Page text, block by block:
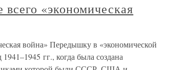
«экономическая
война» Передышку в «экономической
гг., когда была создана